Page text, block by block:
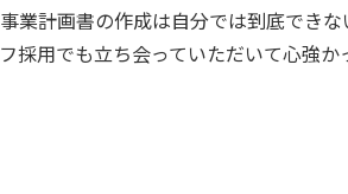
業計画書の作成は自分では到底でき
用でも立ち会っていただいて心強か